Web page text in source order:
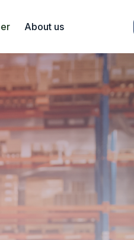
About us